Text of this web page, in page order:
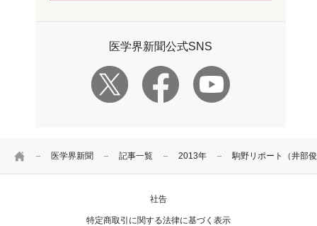
HOME 医学界新聞 記事一覧 2013年 駒野リポート（井部
医学界新聞公式SNS
社告
特定商取引に関する法律に基づく表示